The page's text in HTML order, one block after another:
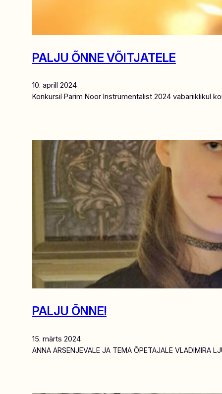
PALJU ÕNNE VÕITJATELE
10. aprill 2024
Konkursil Parim Noor Instrumentalist 2024 vabariiklikul
PALJU ÕNNE!
15. märts 2024
ANNA ARSENJEVALE JA TEMA ÕPETAJALE VLADIMIRA